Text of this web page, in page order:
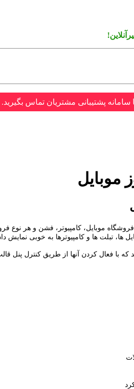
پشتیبانی مشتریان تماس بگیرید.
موبایل
ها، تبلت ها و کامپیوترها به خوبی نمایش
با فعال کردن آنها از طریق کنترل پنل